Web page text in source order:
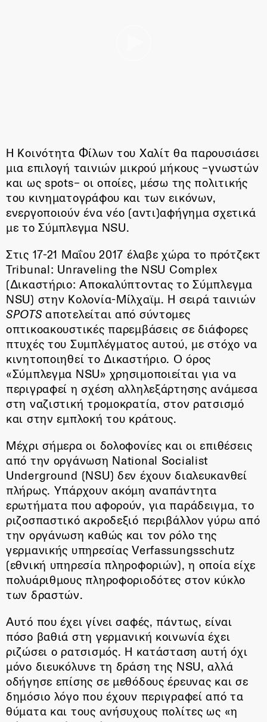
Η Κοινότητα Φίλων του Χαλίτ θα παρουσιάσει
μια επιλογή ταινιών μικρού μήκους –γνωστών
και ως spots– οι οποίες, μέσω της πολιτικής
του κινηματογράφου και των εικόνων,
ενεργοποιούν ένα νέο (αντι)αφήγημα σχετικά
με το Σύμπλεγμα NSU.
Στις 17-21 Μαΐου 2017 έλαβε χώρα το πρότζεκτ
Tribunal: Unraveling the NSU Complex
(Δικαστήριο: Αποκαλύπτοντας το Σύμπλεγμα
NSU) στην Κολονία-Μίλχαϊμ. Η σειρά ταινιών
SPOTS αποτελείται από σύντομες
οπτικοακουστικές παρεμβάσεις σε διάφορες
πτυχές του Συμπλέγματος αυτού, με στόχο να
κινητοποιηθεί το Δικαστήριο. Ο όρος
«Σύμπλεγμα NSU» χρησιμοποιείται για να
περιγραφεί η σχέση αλληλεξάρτησης ανάμεσα
στη ναζιστική τρομοκρατία, στον ρατσισμό
και στην εμπλοκή του κράτους.
Μέχρι σήμερα οι δολοφονίες και οι επιθέσεις
από την οργάνωση National Socialist
Underground (NSU) δεν έχουν διαλευκανθεί
πλήρως. Υπάρχουν ακόμη αναπάντητα
ερωτήματα που αφορούν, για παράδειγμα, το
ριζοσπαστικό ακροδεξιό περιβάλλον γύρω από
την οργάνωση καθώς και τον ρόλο της
γερμανικής υπηρεσίας Verfassungsschutz
(εθνική υπηρεσία πληροφοριών), η οποία είχε
πολυάριθμους πληροφοριοδότες στον κύκλο
των δραστών.
Αυτό που έχει γίνει σαφές, πάντως, είναι
πόσο βαθιά στη γερμανική κοινωνία έχει
ριζώσει ο ρατσισμός. Η κατάσταση αυτή όχι
μόνο διευκόλυνε τη δράση της NSU, αλλά
οδήγησε επίσης σε μεθόδους έρευνας και σε
δημόσιο λόγο που έχουν περιγραφεί από τα
θύματα και τους ανήσυχους πολίτες ως «η